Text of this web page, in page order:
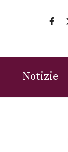
Notizie